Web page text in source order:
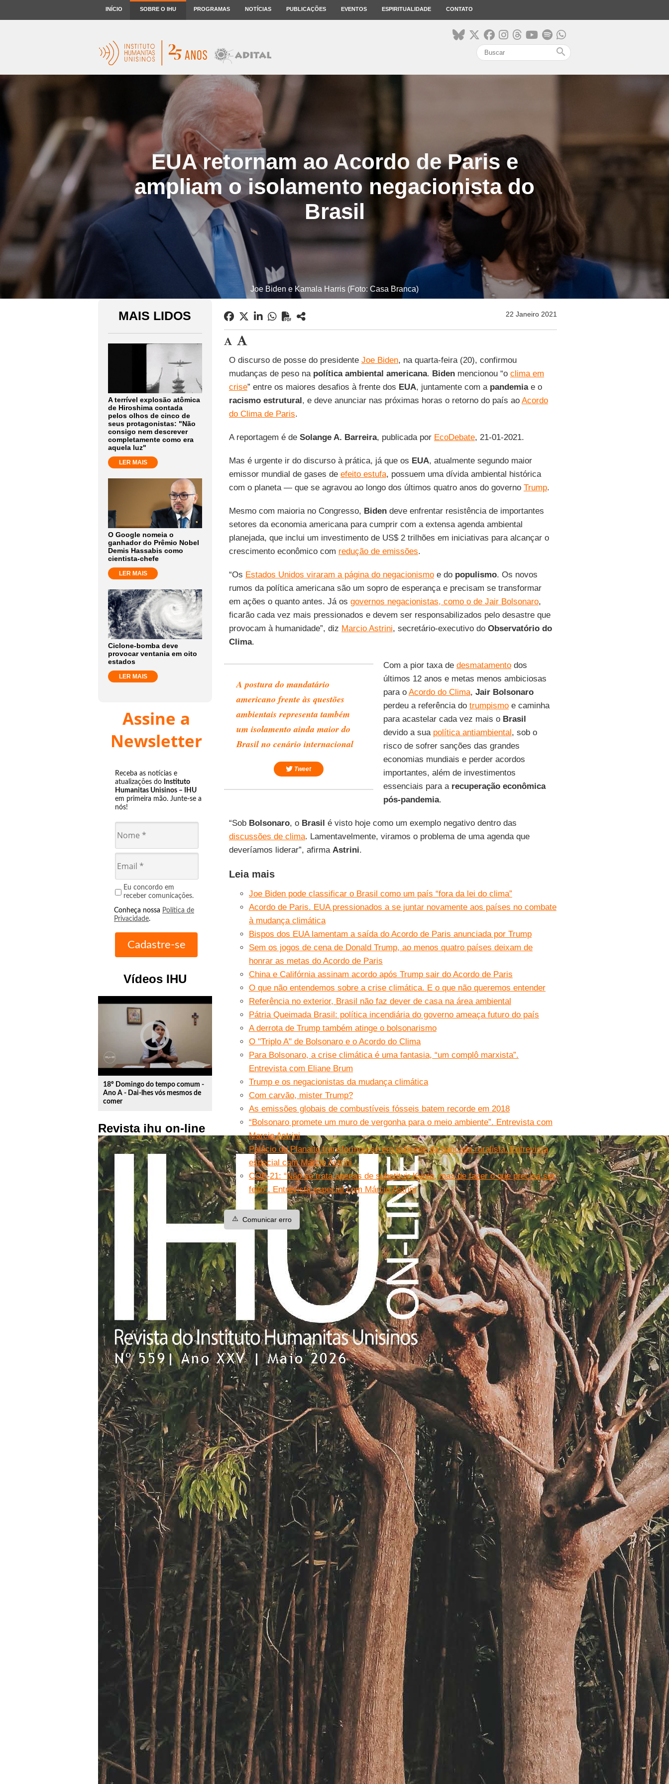
INÍCIO SOBRE O IHU PROGRAMAS NOTÍCIAS PUBLICAÇÕES EVENTOS ESPIRITUALIDADE CONTATO
search
EUA retornam ao Acordo de Paris e
ampliam o isolamento negacionista do
Brasil
Joe Biden e Kamala Harris (Foto: Casa Branca)
MAIS LIDOS
A terrível explosão atômica
de Hiroshima contada
pelos olhos de cinco de
seus protagonistas: "Não
consigo nem descrever
completamente como era
aquela luz"
LER MAIS
O Google nomeia o
ganhador do Prêmio Nobel
Demis Hassabis como
cientista-chefe
LER MAIS
Ciclone-bomba deve
provocar ventania em oito
estados
LER MAIS
Assine a
Newsletter
Receba as notícias e
atualizações do Instituto
Humanitas Unisinos – IHU
em primeira mão. Junte-se a
nós!
Eu concordo em
receber comunicações.
Conheça nossa Política de
Privacidade.
Vídeos IHU
play_circle_outline
18º Domingo do tempo comum -
Ano A - Dai-lhes vós mesmos de
comer
Revista ihu on-line
22 Janeiro 2021
O discurso de posse do presidente Joe Biden, na quarta-feira (20), confirmou
mudanças de peso na política ambiental americana. Bidenmencionou “o clima em
crise” entre os maiores desafios à frente dos EUA, juntamente com a pandemiae o
racismo estrutural, e deve anunciar nas próximas horas o retorno do país ao Acordo
do Clima de Paris.
A reportagem é de Solange A. Barreira, publicada por EcoDebate, 21-01-2021.
Mas é urgente ir do discurso à prática, já que os EUA, atualmente segundo maior
emissor mundial de gases de efeito estufa, possuem uma dívida ambiental histórica
com o planeta — que se agravou ao longo dos últimos quatro anos do governo Trump.
Mesmo com maioria no Congresso, Bidendeve enfrentar resistência de importantes
setores da economia americana para cumprir com a extensa agenda ambiental
planejada, que inclui um investimento de US$ 2 trilhões em iniciativas para alcançar o
crescimento econômico com redução de emissões.
“Os Estados Unidos viraram a página do negacionismoe do populismo. Os novos
rumos da política americana são um sopro de esperança e precisam se transformar
em ações o quanto antes. Já os governos negacionistas, como o de Jair Bolsonaro,
ficarão cada vez mais pressionados e devem ser responsabilizados pelo desastre que
provocam à humanidade”, diz Marcio Astrini, secretário-executivo do Observatório do
Clima.
A postura do mandatário
americano frente às questões
ambientais representa também
um isolamento ainda maior do
Brasil no cenário internacional
Tweet
Com a pior taxa de desmatamentodos
últimos 12 anos e metas menos ambiciosas
para o Acordo do Clima, Jair Bolsonaro
perdeu a referência do trumpismoe caminha
para acastelar cada vez mais o Brasil
devido a sua política antiambiental, sob o
risco de sofrer sanções das grandes
economias mundiais e perder acordos
importantes, além de investimentos
essenciais para a recuperação econômica
pós-pandemia.
“Sob Bolsonaro, o Brasil é visto hoje como um exemplo negativo dentro das
discussões de clima. Lamentavelmente, viramos o problema de uma agenda que
deveríamos liderar”, afirma Astrini.
Leia mais
Joe Biden pode classificar o Brasil como um país “fora da lei do clima”
Acordo de Paris. EUA pressionados a se juntar novamente aos países no combate
à mudança climática
Bispos dos EUA lamentam a saída do Acordo de Paris anunciada por Trump
Sem os jogos de cena de Donald Trump, ao menos quatro países deixam de
honrar as metas do Acordo de Paris
China e Califórnia assinam acordo após Trump sair do Acordo de Paris
O que não entendemos sobre a crise climática. E o que não queremos entender
Referência no exterior, Brasil não faz dever de casa na área ambiental
Pátria Queimada Brasil: política incendiária do governo ameaça futuro do país
A derrota de Trump também atinge o bolsonarismo
O "Triplo A" de Bolsonaro e o Acordo do Clima
Para Bolsonaro, a crise climática é uma fantasia, “um complô marxista”.
Entrevista com Eliane Brum
Trump e os negacionistas da mudança climática
Com carvão, mister Trump?
As emissões globais de combustíveis fósseis batem recorde em 2018
“Bolsonaro promete um muro de vergonha para o meio ambiente”. Entrevista com
Marcio Astrini
Palácio do Planalto transformou-se em subsede da bancada ruralista. Entrevista
especial com Márcio Astrini
COP-21: “Não se trata apenas de substituir Kyoto, mas de fazer o que precisa ser
feito”. Entrevista especial com Márcio Astrini
⚠️ Comunicar erro